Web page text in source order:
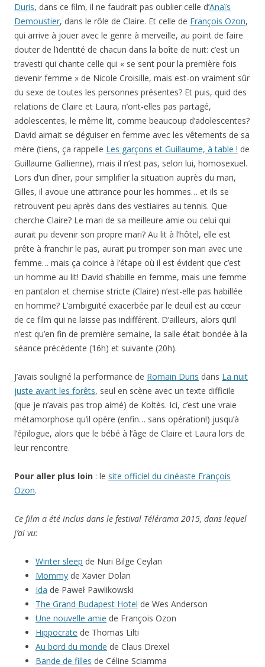
Duris, dans ce film, il ne faudrait pas oublier celle d’Anaïs
Demoustier, dans le rôle de Claire. Et celle de François Ozon,
qui arrive à jouer avec le genre à merveille, au point de faire
douter de l’identité de chacun dans la boîte de nuit: c’est un
travesti qui chante celle qui « se sent pour la première fois
devenir femme » de Nicole Croisille, mais est-on vraiment sûr
du sexe de toutes les personnes présentes? Et puis, quid des
relations de Claire et Laura, n’ont-elles pas partagé,
adolescentes, le même lit, comme beaucoup d’adolescentes?
David aimait se déguiser en femme avec les vêtements de sa
mère (tiens, ça rappelle Les garçons et Guillaume, à table ! de
Guillaume Gallienne), mais il n’est pas, selon lui, homosexuel.
Lors d’un dîner, pour simplifier la situation auprès du mari,
Gilles, il avoue une attirance pour les hommes… et ils se
retrouvent peu après dans des vestiaires au tennis. Que
cherche Claire? Le mari de sa meilleure amie ou celui qui
aurait pu devenir son propre mari? Au lit à l’hôtel, elle est
prête à franchir le pas, aurait pu tromper son mari avec une
femme… mais ça coince à l’étape où il est évident que c’est
un homme au lit! David s’habille en femme, mais une femme
en pantalon et chemise stricte (Claire) n’est-elle pas habillée
en homme? L’ambiguïté exacerbée par le deuil est au cœur
de ce film qui ne laisse pas indifférent. D’ailleurs, alors qu’il
n’est qu’en fin de première semaine, la salle était bondée à la
séance précédente (16h) et suivante (20h).
J’avais souligné la performance de Romain Duris dans La nuit
juste avant les forêts, seul en scène avec un texte difficile
(que je n’avais pas trop aimé) de Koltès. Ici, c’est une vraie
métamorphose qu’il opère (enfin… sans opération!) jusqu’à
l’épilogue, alors que le bébé à l’âge de Claire et Laura lors de
leur rencontre.
Pour aller plus loin : le site officiel du cinéaste François
Ozon.
Ce film a été inclus dans le festival Télérama 2015, dans lequel
j’ai vu:
Winter sleep de Nuri Bilge Ceylan
Mommy de Xavier Dolan
Ida de Paweł Pawlikowski
The Grand Budapest Hotel de Wes Anderson
Une nouvelle amie de François Ozon
Hippocrate de Thomas Lilti
Au bord du monde de Claus Drexel
Bande de filles de Céline Sciamma